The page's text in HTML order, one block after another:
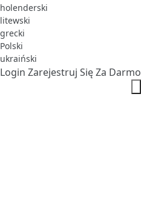
holenderski
litewski
grecki
Polski
ukraiński
Login Zarejestruj Się Za Darmo